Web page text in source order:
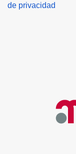
de privacidad